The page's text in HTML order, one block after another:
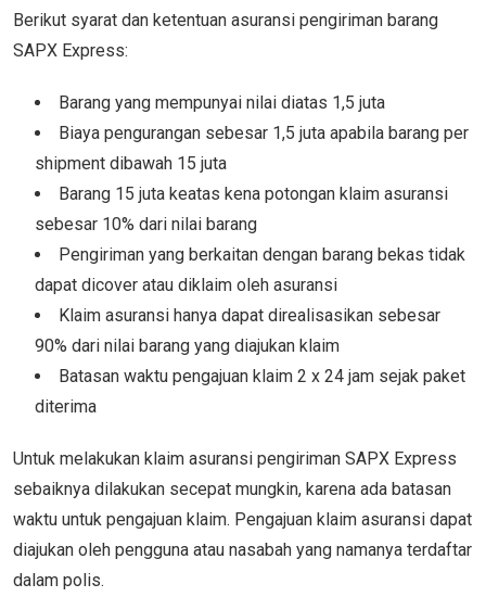
Berikut syarat dan ketentuan asuransi pengiriman barang
SAPX Express:
Barang yang mempunyai nilai diatas 1,5 juta
Biaya pengurangan sebesar 1,5 juta apabila barang per
shipment dibawah 15 juta
Barang 15 juta keatas kena potongan klaim asuransi
sebesar 10% dari nilai barang
Pengiriman yang berkaitan dengan barang bekas tidak
dapat dicover atau diklaim oleh asuransi
Klaim asuransi hanya dapat direalisasikan sebesar
90% dari nilai barang yang diajukan klaim
Batasan waktu pengajuan klaim 2 x 24 jam sejak paket
diterima
Untuk melakukan klaim asuransi pengiriman SAPX Express
sebaiknya dilakukan secepat mungkin, karena ada batasan
waktu untuk pengajuan klaim. Pengajuan klaim asuransi dapat
diajukan oleh pengguna atau nasabah yang namanya terdaftar
dalam polis.